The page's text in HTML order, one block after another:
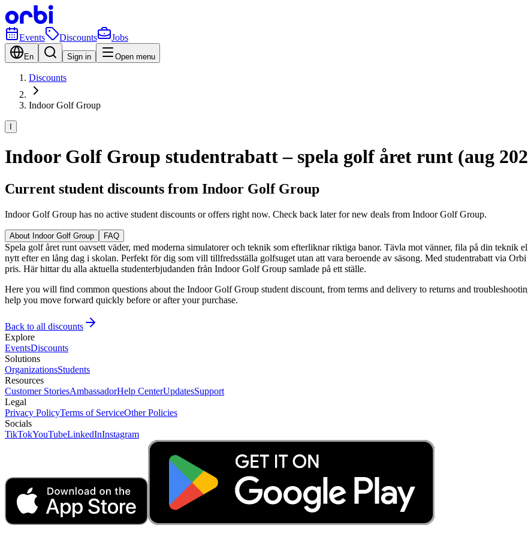
Events Discounts Jobs
En Sign in Open menu
Discounts
Indoor Golf Group
Indoor Golf Group studentrabatt – spela golf året runt (aug
Current student discounts from Indoor Golf Group
Indoor Golf Group has no active student discounts or offers right now. Check back later for new deals from Indoor Golf Group.
About Indoor Golf Group FAQ
Spela golf året runt oavsett väder, med moderna simulatorer och teknik som efterliknar riktiga banor. Tävla mot vänner, fila på din teknik
nytt efter en lång dag i skolan. Perfekt för dig som vill tillfredsställa golfsuget utan att vara beroende av säsong. Med studentrabatt via
pris. Här hittar du alla aktuella studenterbjudanden från Indoor Golf Group samlade på ett ställe.
Here you will find common questions about the Indoor Golf Group student discount, from terms and delivery to returns and
help you move forward quickly before or after your purchase.
Back to all discounts
Explore
EventsDiscounts
Solutions
OrganizationsStudents
Resources
Customer StoriesAmbassadorHelp CenterUpdatesSupport
Legal
Privacy PolicyTerms of ServiceOther Policies
Socials
TikTokYouTubeLinkedInInstagram